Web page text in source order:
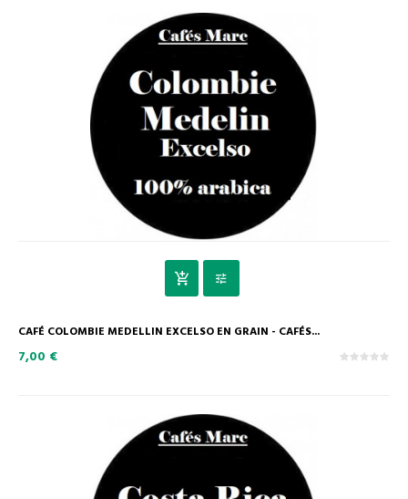
CAFÉ COLOMBIE MEDELLIN EXCELSO EN GRAIN - CAFÉS...
7,00 €